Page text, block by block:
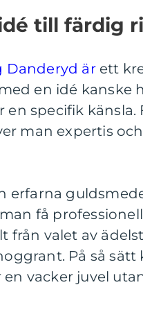
till färdig
Danderyd ärett
en idé kanske
specifik känsla.
man expertis och
erfarna
få
från valet av
På så sätt
vacker juvel